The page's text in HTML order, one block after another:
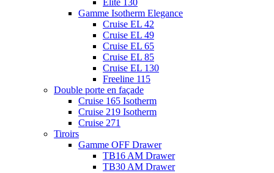
Elite 130
Gamme Isotherm Elegance
Cruise EL 42
Cruise EL 49
Cruise EL 65
Cruise EL 85
Cruise EL 130
Freeline 115
Double porte en façade
Cruise 165 Isotherm
Cruise 219 Isotherm
Cruise 271
Tiroirs
Gamme OFF Drawer
TB16 AM Drawer
TB30 AM Drawer